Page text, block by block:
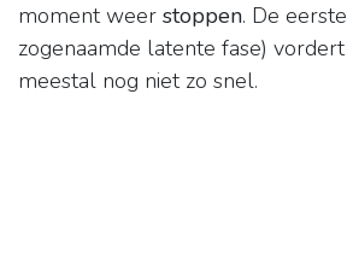
moment weer stoppen. De
zogenaamde latente fase)
meestal nog niet zo snel.